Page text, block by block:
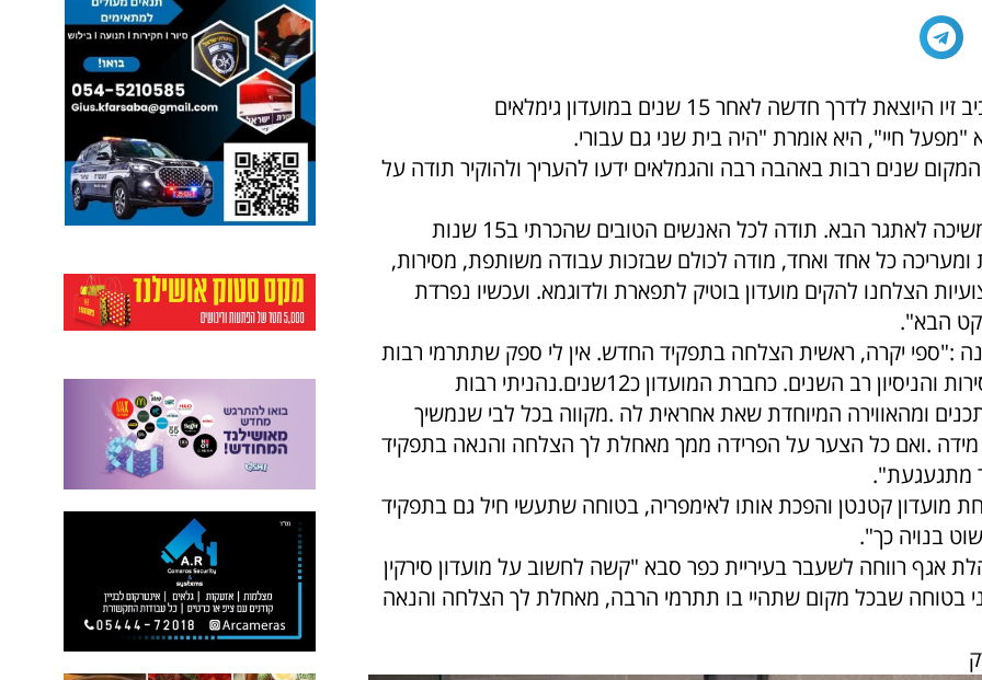
ברכות לספי אביב זיו היוצאת לדרך חדשה לאחר 15 שנים במועדון גימלאים
"מפעל חיי", היא אומרת "היה בית שני גם עבורי.
שנים רבות באהבה רבה והגמלאים ידעו להעריך ולהוקיר תודה על
ספי זיו :"אני ממשיכה לאתגר הבא. תודה לכל האנשים הטובים שהכרתי ב15 שנות
ומעריכה כל אחד ואחד, מודה לכולם שבזכות עבודה משותפת, מסירות,
הצלחנו להקים מועדון בוטיק לתפארת ולדוגמא. ועכשיו נפרדת
הבא".
:"ספי יקרה, ראשית הצלחה בתפקיד החדש. אין לי ספק שתתרמי רבות
מהיכולות והמסירות והניסיון רב השנים. כחברת המועדון כ12שנים.נהניתי רבות
ומהאווירה המיוחדת שאת אחראית לה .מקווה בכל לבי שנמשיך
מידה .ואם כל הצער על הפרידה ממך מאחלת לך הצלחה והנאה בתפקיד
מתגעגעת".
מועדון קטנטן והפכת אותו לאימפריה, בטוחה שתעשי חיל גם בתפקיד
בנויה כך".
אגף רווחה לשעבר בעיריית כפר סבא "קשה לחשוב על מועדון סירקין
בטוחה שבכל מקום שתהיי בו תתרמי הרבה, מאחלת לך הצלחה והנאה